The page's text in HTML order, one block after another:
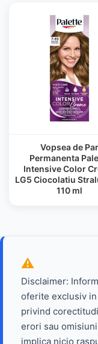
Vopsea de Par
Permanenta
Intensive Color
LG5 Ciocolatiu
110 ml
Disclaimer:
oferite exclusiv
privind
erori sau
implica nicio